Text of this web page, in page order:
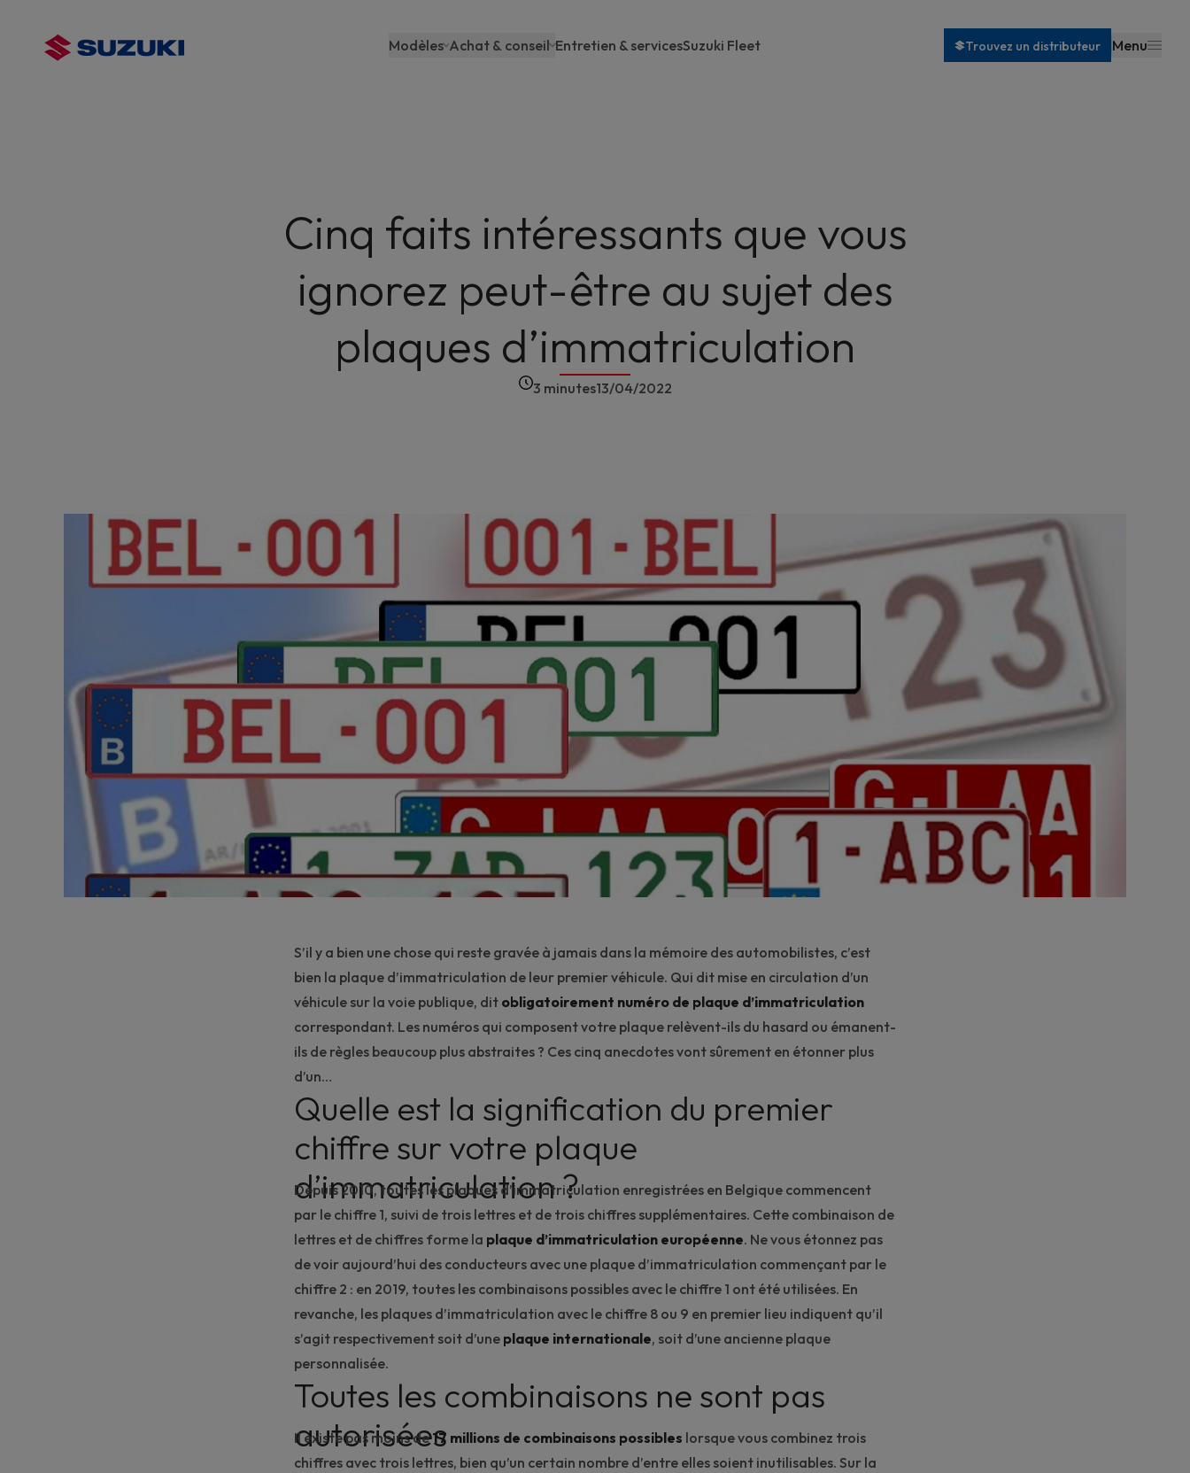
principal
Main
Modèles Achat & conseil Entretien & servicesSuzuki Fleet Trouvez un distributeur Menu
Cinq faits intéressants que vous
ignorez peut-être au sujet des
plaques d’immatriculation
3 minutes13/04/2022
S’il y a bien une chose qui reste gravée à jamais dans la mémoire des automobilistes, c’est
bien la plaque d’immatriculation de leur premier véhicule. Qui dit mise en circulation d’un
véhicule sur la voie publique, dit obligatoirement numéro de plaque d’immatriculation
correspondant. Les numéros qui composent votre plaque relèvent-ils du hasard ou émanent-
ils de règles beaucoup plus abstraites ? Ces cinq anecdotes vont sûrement en étonner plus
d’un…
Quelle est la signification du premier
chiffre sur votre plaque
d’immatriculation ?
Depuis 2010, toutes les plaques d’immatriculation enregistrées en Belgique commencent
par le chiffre 1, suivi de trois lettres et de trois chiffres supplémentaires. Cette combinaison de
lettres et de chiffres forme la plaque d’immatriculation européenne. Ne vous étonnez pas
de voir aujourd’hui des conducteurs avec une plaque d’immatriculation commençant par le
chiffre 2 : en 2019, toutes les combinaisons possibles avec le chiffre 1 ont été utilisées. En
revanche, les plaques d’immatriculation avec le chiffre 8 ou 9 en premier lieu indiquent qu’il
s’agit respectivement soit d’une plaque internationale, soit d’une ancienne plaque
personnalisée.
Toutes les combinaisons ne sont pas
autorisées
Il existe pas moins de17 millions de combinaisons possibles lorsque vous combinez trois
chiffres avec trois lettres, bien qu’un certain nombre d’entre elles soient inutilisables. Sur la